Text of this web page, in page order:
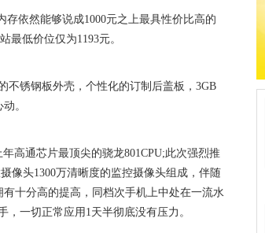
依然能够说成1000元之上最具性价比高的
最低价位仅为1193元。
不锈钢板外壳，个性化的订制后盖板，3GB
。
高通芯片最顶尖的骁龙801CPU;此次强烈推
像头1300万清晰度的监控摄像头组成，伴随
十分高的提高，同档次手机上中处在一流水
一切正常应用1天半彻底没有压力。